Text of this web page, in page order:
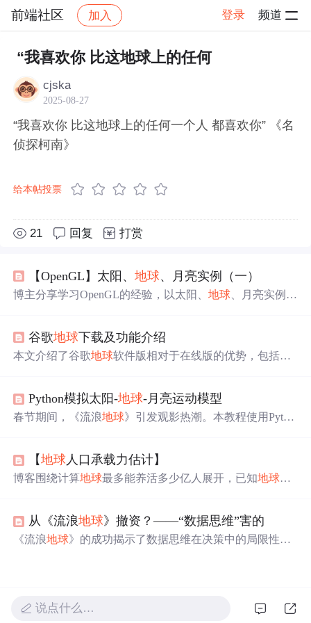
前端社区 加入 登录 频道
社区 前端社区 感慨 帖子详情
“我喜欢你 比这地球上的任何
cjska
2025-08-27
“我喜欢你 比这地球上的任何一个人 都喜欢你” 《名
侦探柯南》
给本帖投票
21 回复 打赏
【OpenGL】太阳、地球、月亮实例（一）
博主分享学习OpenGL的经验，以太阳、地球 、月亮实例展
了坐标设置原因，还解决了深度问题，实现“近大远小”透
视效果。
谷歌地球下载及功能介绍
本文介绍了谷歌地球软件版相对于在线版的优势，包括更
时天气等功能。此外，谷歌地球专业版的部分高级功能如
GIS数据导入、高分辨率截图等现也对普通用户免费开
Python模拟太阳-地球-月亮运动模型
春节期间，《流浪地球》引发观影热潮。本教程使用Pytho
的天文现象。
【地球 人口承载力估计】
博客围绕计算地球最多能养活多少亿人展开，已知地球上
Python四种语言实现该算法的内容。
从《流浪地球》撤资？——“数据思维”害的
《流浪地球》的成功揭示了数据思维在决策中的局限性。
说点什么…